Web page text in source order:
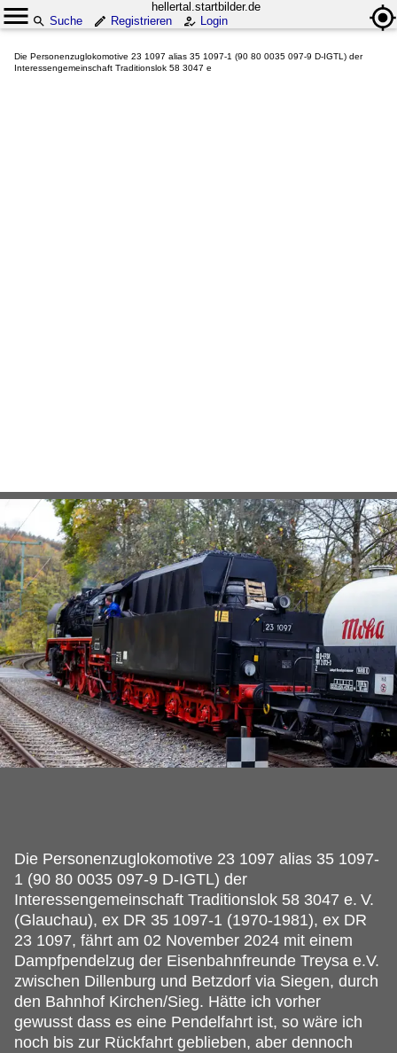
hellertal.startbilder.de
Suche
Registrieren Login
Die Personenzuglokomotive 23 1097 alias 35 1097-1 (90 80 0035 097-9 D-IGTL) der
Interessengemeinschaft Traditionslok 58 3047 e
Die Personenzuglokomotive 23 1097 alias 35 1097-
1 (90 80 0035 097-9 D-IGTL) der
Interessengemeinschaft Traditionslok 58 3047 e. V.
(Glauchau), ex DR 35 1097-1 (1970-1981), ex DR
23 1097, fährt am 02 November 2024 mit einem
Dampfpendelzug der Eisenbahnfreunde Treysa e.V.
zwischen Dillenburg und Betzdorf via Siegen, durch
den Bahnhof Kirchen/Sieg. Hätte ich vorher
gewusst dass es eine Pendelfahrt ist, so wäre ich
noch bis zur Rückfahrt geblieben, aber dennoch